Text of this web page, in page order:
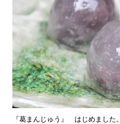
『葛まんじゅう』 はじめました。